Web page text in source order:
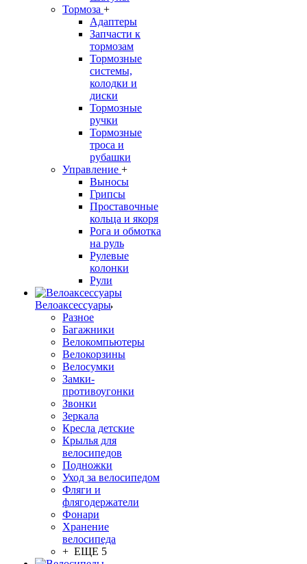
Тормоза +
Адаптеры
Запчасти к
тормозам
Тормозные
системы,
колодки и
диски
Тормозные
ручки
Тормозные
троса и
рубашки
Управление +
Выносы
Грипсы
Проставочные
кольца и якоря
Рога и обмотка
на руль
Рулевые
колонки
Рули
Велоаксессуары
Разное
Багажники
Велокомпьютеры
Велокорзины
Велосумки
Замки-
противоугонки
Звонки
Зеркала
Кресла детские
Крылья для
велосипедов
Подножки
Уход за велосипедом
Фляги и
флягодержатели
Фонари
Хранение
велосипеда
+ ЕЩЕ 5